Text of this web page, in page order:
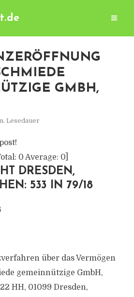
GMBH,
Lesedauer
0 Average: 0]
DRESDEN,
533 IN 79/18
über das Vermögen
gemeinnützige GmbH,
HH, 01099 Dresden,